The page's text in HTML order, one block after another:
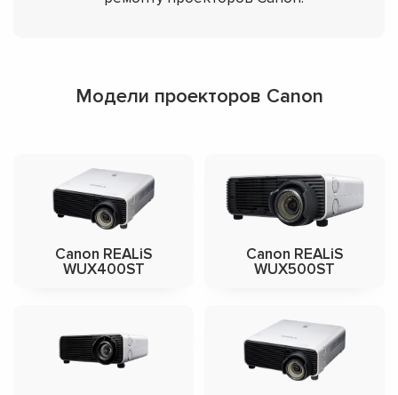
Модели проекторов Canon
Canon REALiS
WUX400ST
Canon REALiS
WUX500ST